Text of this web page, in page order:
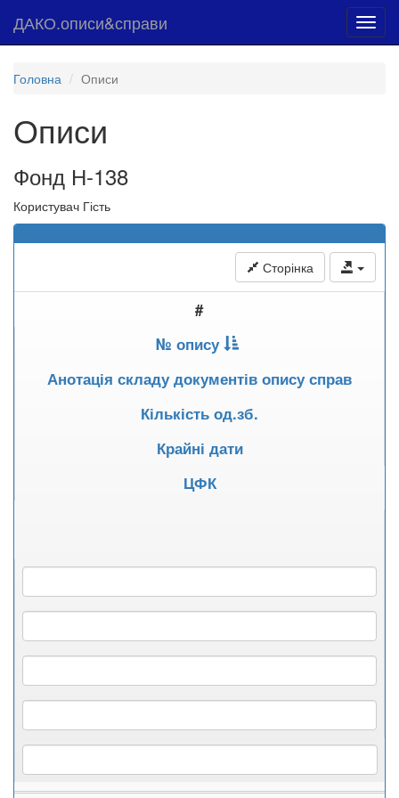
ДАКО.описи&справи
Головна Описи
Описи
Фонд Н-138
Користувач Гість
Сторінка
#
№ опису
Анотація складу документів опису справ
Кількість од.зб.
Крайні дати
ЦФК